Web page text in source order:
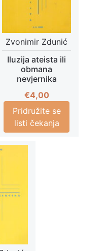
Zvonimir Zdunić
Iluzija ateista ili
obmana
nevjernika
€4,00
Pridružite se
listi čekanja